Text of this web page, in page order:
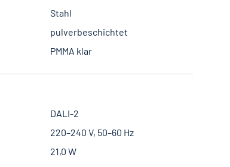
Stahl
pulverbeschichtet
PMMA klar
DALI-2
220–240 V, 50–60 Hz
21,0 W